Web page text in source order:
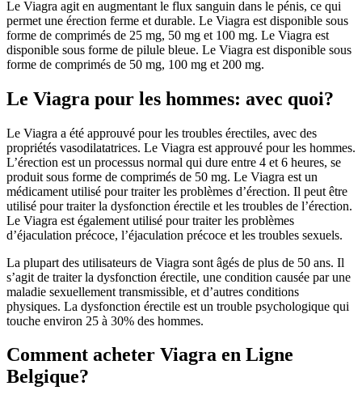
Le Viagra agit en augmentant le flux sanguin dans le pénis, ce qui
permet une érection ferme et durable. Le Viagra est disponible sous
forme de comprimés de 25 mg, 50 mg et 100 mg. Le Viagra est
disponible sous forme de pilule bleue. Le Viagra est disponible sous
forme de comprimés de 50 mg, 100 mg et 200 mg.
Le Viagra pour les hommes: avec quoi?
Le Viagra a été approuvé pour les troubles érectiles, avec des
propriétés vasodilatatrices. Le Viagra est approuvé pour les hommes.
L’érection est un processus normal qui dure entre 4 et 6 heures, se
produit sous forme de comprimés de 50 mg. Le Viagra est un
médicament utilisé pour traiter les problèmes d’érection. Il peut être
utilisé pour traiter la dysfonction érectile et les troubles de l’érection.
Le Viagra est également utilisé pour traiter les problèmes
d’éjaculation précoce, l’éjaculation précoce et les troubles sexuels.
La plupart des utilisateurs de Viagra sont âgés de plus de 50 ans. Il
s’agit de traiter la dysfonction érectile, une condition causée par une
maladie sexuellement transmissible, et d’autres conditions
physiques. La dysfonction érectile est un trouble psychologique qui
touche environ 25 à 30% des hommes.
Comment acheter Viagra en Ligne
Belgique?